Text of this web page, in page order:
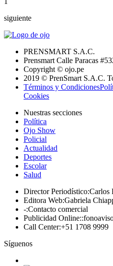
siguiente
PRENSMART S.A.C.
Prensmart Calle Paracas
Copyright © ojo.pe
2019 © PrenSmart S.A.C.
Términos y Condiciones
Cookies
Nuestras secciones
Política
Ojo Show
Policial
Actualidad
Deportes
Escolar
Salud
Director Periodístico:Carlos
Editora Web:Gabriela
-:Contacto comercial
Publicidad Online::
Call Center:+51 1708 9999
Síguenos